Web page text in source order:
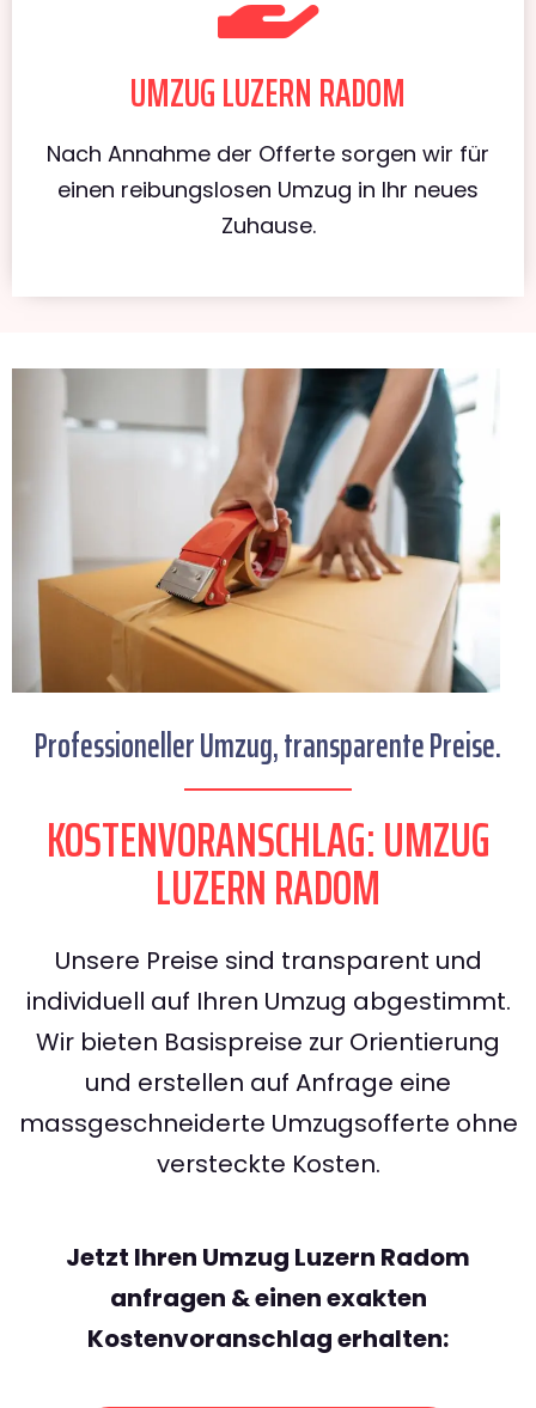
UMZUG LUZERN RADOM
Nach Annahme der Offerte sorgen wir für
einen reibungslosen Umzug in Ihr neues
Zuhause.
Professioneller Umzug, transparente Preise.
KOSTENVORANSCHLAG: UMZUG
LUZERN RADOM
Unsere Preise sind transparent und
individuell auf Ihren Umzug abgestimmt.
Wir bieten Basispreise zur Orientierung
und erstellen auf Anfrage eine
massgeschneiderte Umzugsofferte ohne
versteckte Kosten.
Jetzt Ihren Umzug Luzern Radom
anfragen & einen exakten
Kostenvoranschlag erhalten: